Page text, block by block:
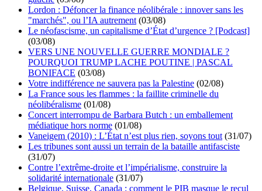
Lordon : Défoncer la finance néolibérale : innover sans les
"marchés", ou l’IA autrement (03/08)
Le néofascisme, un capitalisme d’État d’urgence ? [Podcast]
(03/08)
VERS UNE NOUVELLE GUERRE MONDIALE ?
POURQUOI TRUMP LACHE POUTINE | PASCAL
BONIFACE (03/08)
Votre indifférence ne sauvera pas la Palestine (02/08)
La France sous les flammes : la faillite criminelle du
néolibéralisme (01/08)
Concert interrompu de Barbara Butch : un emballement
médiatique hors norme (01/08)
Vaneigem (2010) : L’État n’est plus rien, soyons tout (31/07)
Les tribunes sont aussi un terrain de la bataille antifasciste
(31/07)
Contre l’extrême-droite et l’impérialisme, construire la
solidarité internationale (31/07)
Belgique, Suisse, Canada : comment le PIB masque le recul